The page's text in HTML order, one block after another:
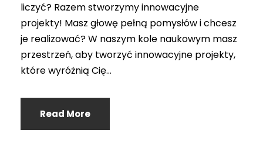
liczyć? Razem stworzymy innowacyjne
projekty! Masz głowę pełną pomysłów i chcesz
je realizować? W naszym kole naukowym masz
przestrzeń, aby tworzyć innowacyjne projekty,
które wyróżnią Cię...
Read More